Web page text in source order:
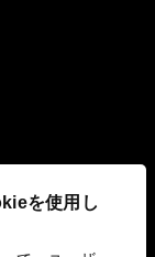
を使用し